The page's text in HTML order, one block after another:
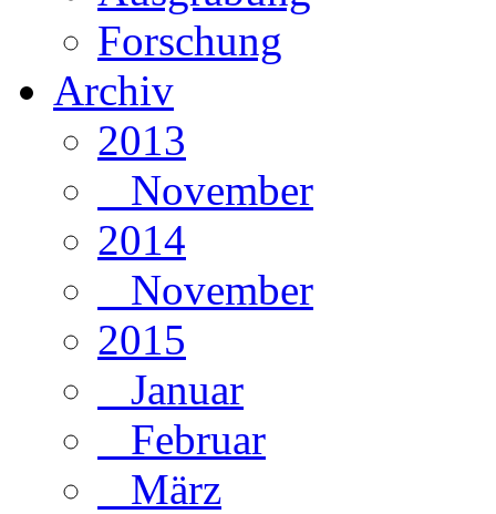
Forschung
Archiv
2013
November
2014
November
2015
Januar
Februar
März